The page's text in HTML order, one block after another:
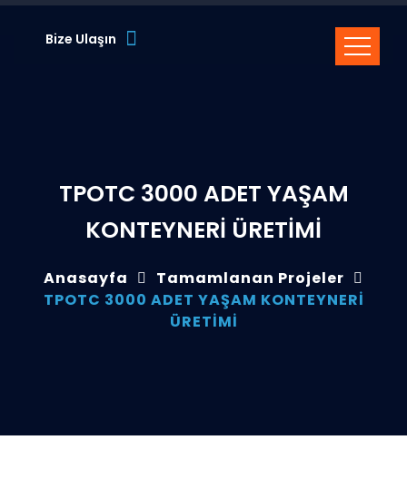
Bize Ulaşın
TPOTC 3000 ADET YAŞAM
KONTEYNERİ ÜRETİMİ
Anasayfa
Tamamlanan Projeler
TPOTC 3000 ADET YAŞAM KONTEYNERİ
ÜRETİMİ